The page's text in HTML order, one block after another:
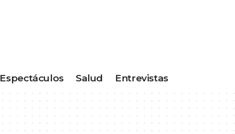
Espectáculos Salud Entrevistas